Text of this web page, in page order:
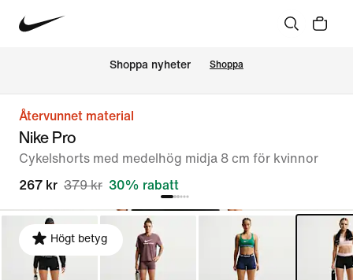
Shoppa nyheter Shoppa
Återvunnet material
Nike Pro
Cykelshorts med medelhög midja 8 cm för kvinnor
267 kr 379 kr 30% rabatt
Högt betyg